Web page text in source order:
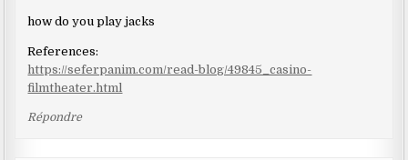
how do you play jacks
References:
https://seferpanim.com/read-blog/49845_casino-
filmtheater.html
Répondre